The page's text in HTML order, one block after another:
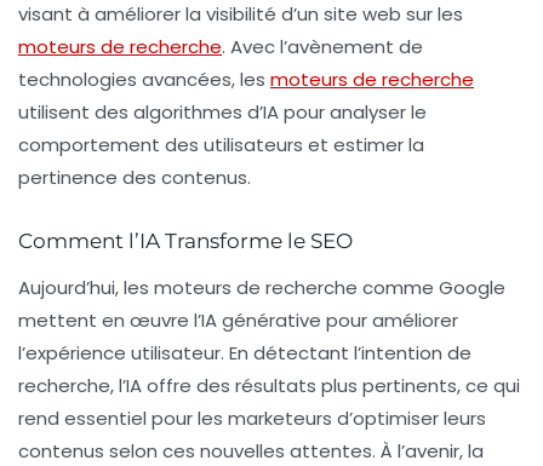
visant à améliorer la visibilité d’un site web sur les
moteurs de recherche. Avec l’avènement de
technologies avancées, les moteurs de recherche
utilisent des algorithmes d’IA pour analyser le
comportement des utilisateurs et estimer la
pertinence des contenus.
Comment l’IA Transforme le SEO
Aujourd’hui, les moteurs de recherche comme Google
mettent en œuvre l’IA générative pour améliorer
l’expérience utilisateur. En détectant l’intention de
recherche, l’IA offre des résultats plus pertinents, ce qui
rend essentiel pour les marketeurs d’optimiser leurs
contenus selon ces nouvelles attentes. À l’avenir, la